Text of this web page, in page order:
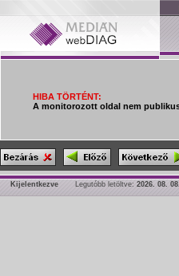
HIBA TÖRTÉNT:
A monitorozott oldal nem
Kijelentkezve Legutóbb letöltve: 2026. 08.